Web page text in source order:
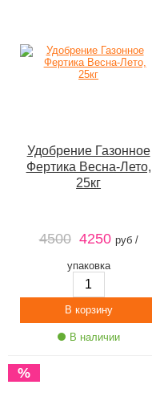
Удобрение Газонное
Фертика Весна-Лето,
25кг
4500 4250 руб /
упаковка
В наличии
%